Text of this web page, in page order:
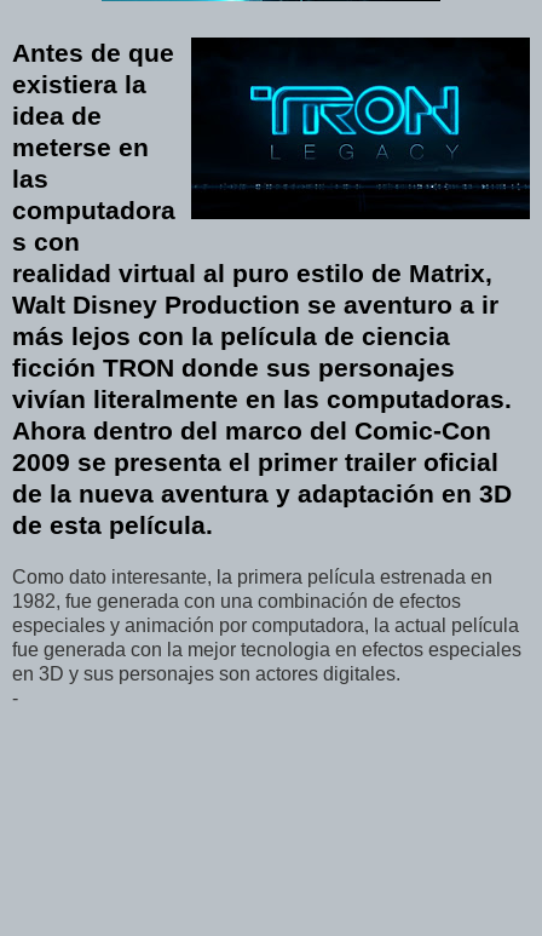
Antes de que
existiera la
idea de
meterse en
las
computadora
s con
realidad virtual al puro estilo de Matrix,
Walt Disney Production se aventuro a ir
más lejos con la película de ciencia
ficción TRON donde sus personajes
vivían literalmente en las computadoras.
Ahora dentro del marco del Comic-Con
2009 se presenta el primer trailer oficial
de la nueva aventura y adaptación en 3D
de esta película.
Como dato interesante, la primera película estrenada en
1982, fue generada con una combinación de efectos
especiales y animación por computadora, la actual película
fue generada con la mejor tecnologia en efectos especiales
en 3D y sus personajes son actores digitales.
-